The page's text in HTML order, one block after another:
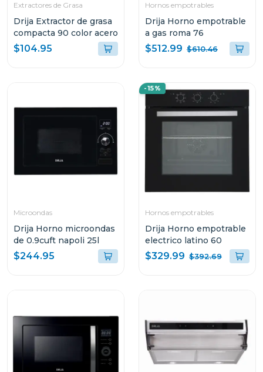
Extractores de Grasa
Drija Extractor de grasa
compacta 90 color acero
$104.95
Hornos empotrables
Drija Horno empotrable
a gas roma 76
$512.99 $610.46
Microondas
Drija Horno microondas
de 0.9cuft napoli 25l
$244.95
-15%
Hornos empotrables
Drija Horno empotrable
electrico latino 60
$329.99 $392.69